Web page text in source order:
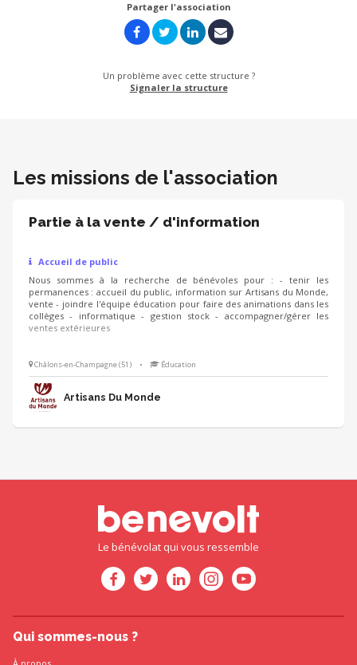
Partager l'association
Un problème avec cette structure ?
Signaler la structure
Les missions de l'association
Partie à la vente / d'information
Accueil de public
Nous sommes à la recherche de bénévoles pour : - tenir les
permanences : accueil du public, information sur Artisans du Monde,
vente - joindre l'équipe éducation pour faire des animations dans les
collèges - informatique - gestion stock - accompagner/gérer les
ventes extérieures
Châlons-en-Champagne (51) • Éducation
Artisans Du Monde
Le bénévolat qui vous ressemble
Qui sommes-nous ?